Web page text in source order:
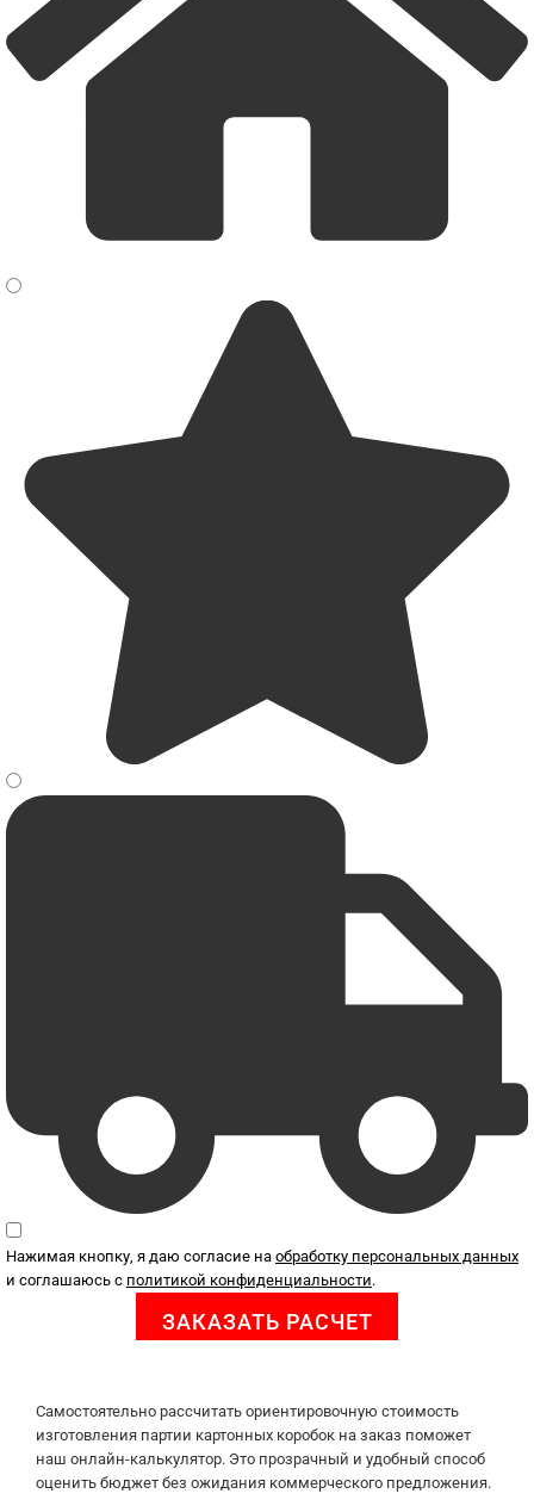
Нажимая кнопку, я даю согласие на обработку персональных данных
и соглашаюсь с политикой конфиденциальности.
Самостоятельно рассчитать ориентировочную стоимость
изготовления партии картонных коробок на заказ поможет
наш онлайн-калькулятор. Это прозрачный и удобный способ
оценить бюджет без ожидания коммерческого предложения.